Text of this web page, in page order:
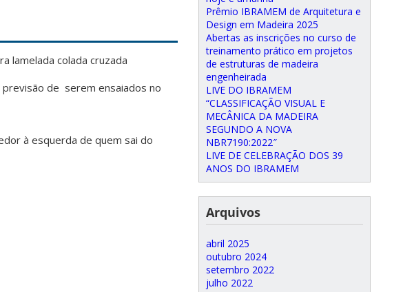
lamelada colada cruzada
previsão de serem ensaiados no
à esquerda de quem sai do
Prêmio IBRAMEM de Arquitetura e
Design em Madeira 2025
Abertas as inscrições no curso de
treinamento prático em projetos
de estruturas de madeira
engenheirada
LIVE DO IBRAMEM
“CLASSIFICAÇÃO VISUAL E
MECÂNICA DA MADEIRA
SEGUNDO A NOVA
NBR7190:2022″
LIVE DE CELEBRAÇÃO DOS 39
ANOS DO IBRAMEM
Arquivos
abril 2025
outubro 2024
setembro 2022
julho 2022